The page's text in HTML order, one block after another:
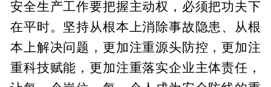
安全生产工作要把握主动权，必须把功夫下
在平时。坚持从根本上消除事故隐患、从根
本上解决问题，更加注重源头防控，更加注
重科技赋能，更加注重落实企业主体责任，